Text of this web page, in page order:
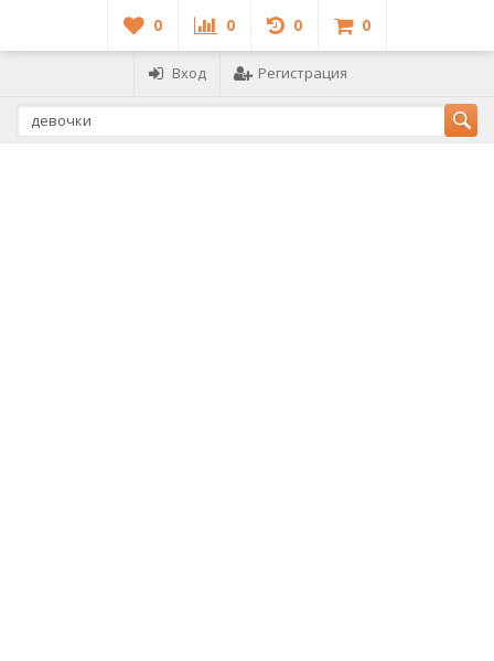
0 0 0 0
Вход Регистрация